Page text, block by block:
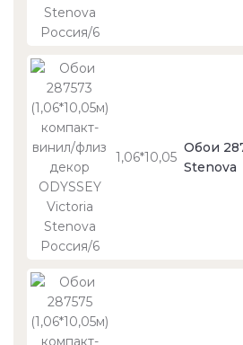
1,06*10,05
Обои
Stenova